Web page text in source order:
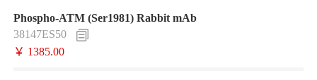
Phospho-ATM (Ser1981) Rabbit mAb
38147ES50
￥ 1385.00